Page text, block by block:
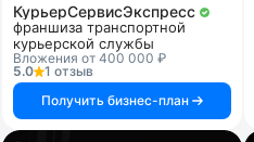
КурьерСервисЭкспресс
франшиза транспортной
курьерской службы
Вложения от 400 000 ₽
5.0
1 отзыв
Получить бизнес-план